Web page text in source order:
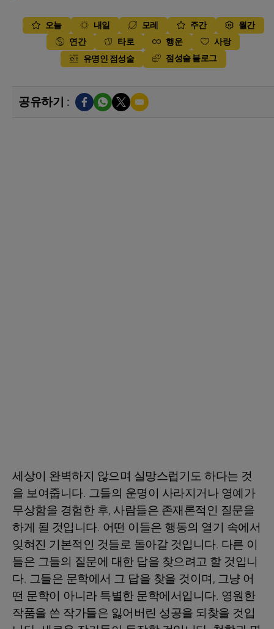
오늘 내일 모레 주간
월간
연간
타로 행운
사랑
유명인 점성술
점성술 블로그
공유하기 :
세상이 완벽하지 않으며 실망스럽기도 하다는 것
을 보여줍니다. 그들의 운명이 사라지거나 영예가
무상함을 경험한 후, 사람들은 존재론적인 질문을
하게 될 것입니다. 어떤 이들은 행동의 열기 속에서
잊혀진 기본적인 것들로 돌아갈 것입니다. 다른 이
들은 그들의 질문에 대한 답을 찾으려고 할 것입니
다. 그들은 문학에서 그 답을 찾을 것이며, 그냥 어
떤 문학이 아니라 특별한 문학에서입니다. 영원한
작품을 쓴 작가들은 잃어버린 성공을 되찾을 것입